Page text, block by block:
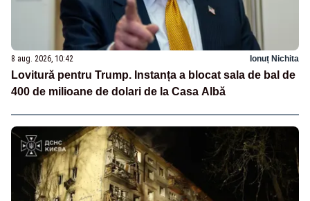
8 aug. 2026, 10:42 Ionuț Nichita
Lovitură pentru Trump. Instanța a blocat sala de bal de
400 de milioane de dolari de la Casa Albă